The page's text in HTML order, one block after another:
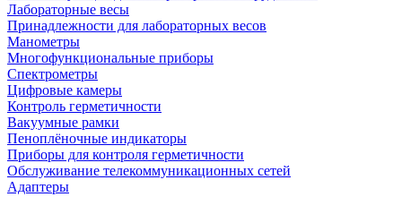
Лабораторные весы
Принадлежности для лабораторных весов
Манометры
Многофункциональные приборы
Спектрометры
Цифровые камеры
Контроль герметичности
Вакуумные рамки
Пеноплёночные индикаторы
Приборы для контроля герметичности
Обслуживание телекоммуникационных сетей
Адаптеры